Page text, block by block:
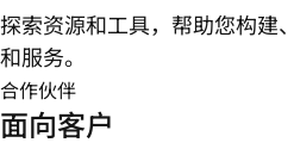
探索资源和工具，帮助您构建
和服务。
合作伙伴
面向客户